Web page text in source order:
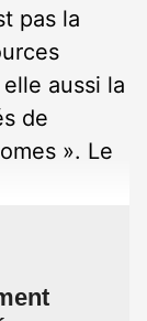
pas la
aussi la
de
». Le